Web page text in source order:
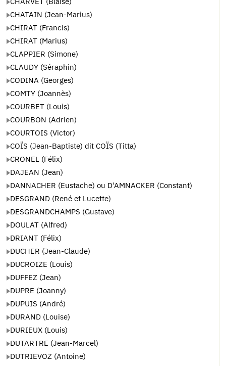
CHATAIN (Jean-Marius)
CHIRAT (Francis)
CHIRAT (Marius)
CLAPPIER (Simone)
CLAUDY (Séraphin)
CODINA (Georges)
COMTY (Joannès)
COURBET (Louis)
COURBON (Adrien)
COURTOIS (Victor)
COÏS (Jean-Baptiste) dit COÏS (Titta)
CRONEL (Félix)
DAJEAN (Jean)
DANNACHER (Eustache) ou D'AMNACKER (Constant)
DESGRAND (René et Lucette)
DESGRANDCHAMPS (Gustave)
DOULAT (Alfred)
DRIANT (Félix)
DUCHER (Jean-Claude)
DUCROIZE (Louis)
DUFFEZ (Jean)
DUPRE (Joanny)
DUPUIS (André)
DURAND (Louise)
DURIEUX (Louis)
DUTARTRE (Jean-Marcel)
DUTRIEVOZ (Antoine)